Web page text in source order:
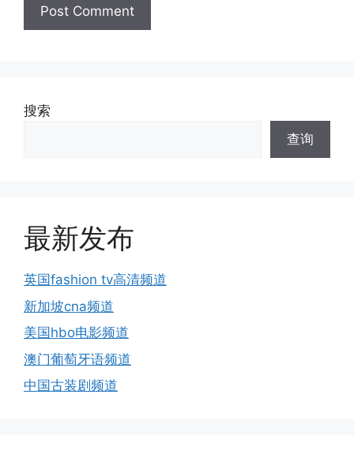
搜索
查询
最新发布
英国fashion tv高清频道
新加坡cna频道
美国hbo电影频道
澳门葡萄牙语频道
中国古装剧频道